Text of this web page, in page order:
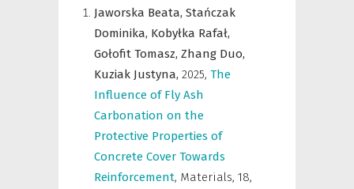
Jaworska Beata, Stańczak
Dominika, Kobyłka Rafał,
Gołofit Tomasz, Zhang Duo,
Kuziak Justyna, 2025, The
Influence of Fly Ash
Carbonation on the
Protective Properties of
Concrete Cover Towards
Reinforcement, Materials, 18,